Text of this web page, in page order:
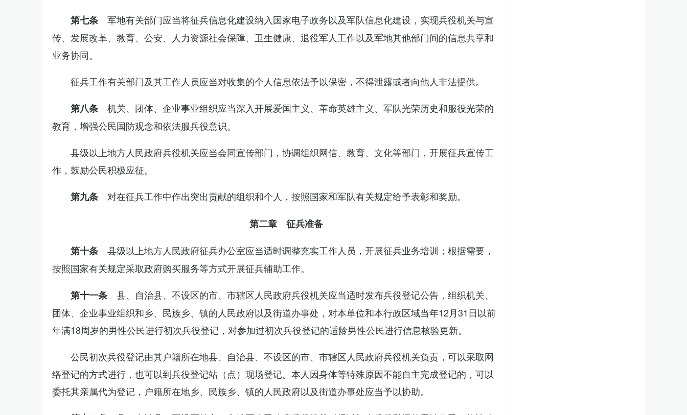
第七条 军地有关部门应当将征兵信息化建设纳入国家电子政务以及军队信息化建设，实现兵役机关与宣
传、发展改革、教育、公安、人力资源社会保障、卫生健康、退役军人工作以及军地其他部门间的信息共享和
业务协同。
征兵工作有关部门及其工作人员应当对收集的个人信息依法予以保密，不得泄露或者向他人非法提供。
第八条 机关、团体、企业事业组织应当深入开展爱国主义、革命英雄主义、军队光荣历史和服役光荣的
教育，增强公民国防观念和依法服兵役意识。
县级以上地方人民政府兵役机关应当会同宣传部门，协调组织网信、教育、文化等部门，开展征兵宣传工
作，鼓励公民积极应征。
第九条 对在征兵工作中作出突出贡献的组织和个人，按照国家和军队有关规定给予表彰和奖励。
第二章 征兵准备
第十条 县级以上地方人民政府征兵办公室应当适时调整充实工作人员，开展征兵业务培训；根据需要，
按照国家有关规定采取政府购买服务等方式开展征兵辅助工作。
第十一条 县、自治县、不设区的市、市辖区人民政府兵役机关应当适时发布兵役登记公告，组织机关、
团体、企业事业组织和乡、民族乡、镇的人民政府以及街道办事处，对本单位和本行政区域当年12月31日以前
年满18周岁的男性公民进行初次兵役登记，对参加过初次兵役登记的适龄男性公民进行信息核验更新。
公民初次兵役登记由其户籍所在地县、自治县、不设区的市、市辖区人民政府兵役机关负责，可以采取网
络登记的方式进行，也可以到兵役登记站（点）现场登记。本人因身体等特殊原因不能自主完成登记的，可以
委托其亲属代为登记，户籍所在地乡、民族乡、镇的人民政府以及街道办事处应当予以协助。